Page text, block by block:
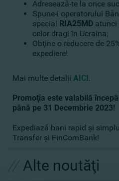
Adresează-te la orice
Spune-i operatorului
special RIA25MD atunci
celor dragi în Ucraina;
Obţine o reducere de
expediere!
Mai multe detalii AICI.
Promoţia este valabilă
până pe 31 Decembrie 2023!
Expediază bani rapid şi
Transfer şi FinComBank!
Alte noutăţi